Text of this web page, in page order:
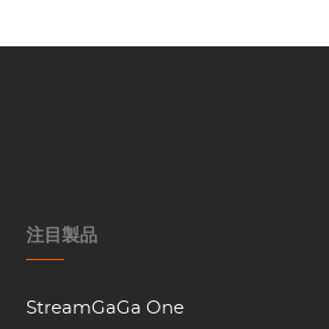
注目製品
StreamGaGa One